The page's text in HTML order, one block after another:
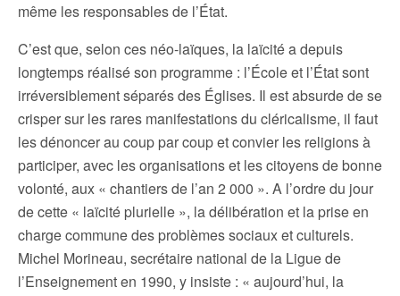
même les responsables de l’État.
C’est que, selon ces néo-laïques, la laïcité a depuis
longtemps réalisé son programme : l’École et l’État sont
irréversiblement séparés des Églises. Il est absurde de se
crisper sur les rares manifestations du cléricalisme, il faut
les dénoncer au coup par coup et convier les religions à
participer, avec les organisations et les citoyens de bonne
volonté, aux « chantiers de l’an 2 000 ». A l’ordre du jour
de cette « laïcité plurielle », la délibération et la prise en
charge commune des problèmes sociaux et culturels.
Michel Morineau, secrétaire national de la Ligue de
l’Enseignement en 1990, y insiste : « aujourd’hui, la